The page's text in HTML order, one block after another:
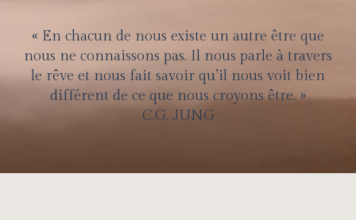
« En chacun de nous existe un autre être que
nous ne connaissons pas. Il nous parle à travers
le rêve et nous fait savoir qu’il nous voit bien
différent de ce que nous croyons être. »
C.G. JUNG